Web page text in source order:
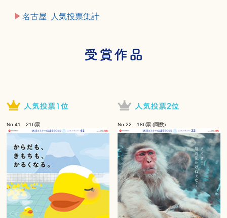
名古屋 人気投票集計
No.41 216票 No.22 186票 (同数)